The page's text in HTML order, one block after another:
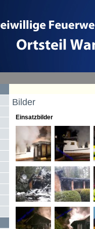
+
Bilder
Einsatzbilder